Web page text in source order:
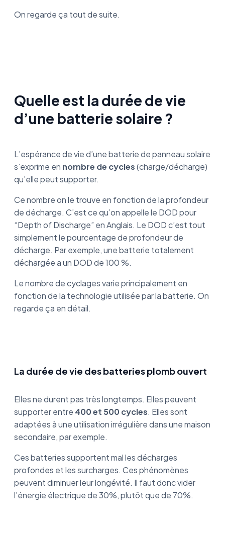
On regarde ça tout de suite.
Quelle est la durée de vie
d’une batterie solaire ?
L’espérance de vie d’une batterie de panneau solaire
s’exprime en nombre de cycles(charge/décharge)
qu’elle peut supporter.
Ce nombre on le trouve en fonction de la profondeur
de décharge. C’est ce qu’on appelle le DOD pour
“Depth of Discharge” en Anglais. Le DOD c’est tout
simplement le pourcentage de profondeur de
décharge. Par exemple, une batterie totalement
déchargée a un DOD de 100 %.
Le nombre de cyclages varie principalement en
fonction de la technologie utilisée par la batterie. On
regarde ça en détail.
La durée de vie des batteries plomb ouvert
Elles ne durent pas très longtemps. Elles peuvent
supporter entre 400 et 500 cycles. Elles sont
adaptées à une utilisation irrégulière dans une maison
secondaire, par exemple.
Ces batteries supportent mal les décharges
profondes et les surcharges. Ces phénomènes
peuvent diminuer leur longévité. Il faut donc vider
l’énergie électrique de 30%, plutôt que de 70%.